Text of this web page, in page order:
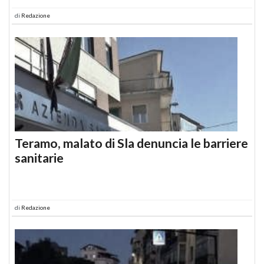
di Redazione
Teramo, malato di Sla denuncia le barriere
sanitarie
di Redazione